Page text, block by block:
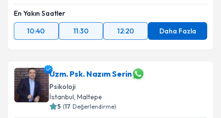
En Yakın Saatler
10:40
11:30 12:20 Daha Fazla
Uzm. Psk. Nazım Serin
Psikoloji
İstanbul, Maltepe
5 (17 Değerlendirme)